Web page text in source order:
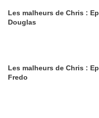
Les malheurs de Chris :
Douglas
Les malheurs de Chris :
Fredo